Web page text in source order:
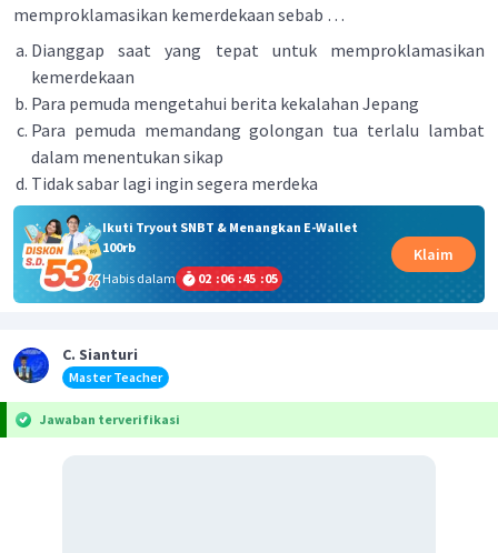
memproklamasikan kemerdekaan sebab …
Dianggap saat yang tepat untuk memproklamasikan
kemerdekaan
Para pemuda mengetahui berita kekalahan Jepang
Para pemuda memandang golongan tua terlalu lambat
dalam menentukan sikap
Tidak sabar lagi ingin segera merdeka
Ikuti Tryout SNBT & Menangkan E-Wallet
100rb
Habis dalam
02 :06 :45 :05
Klaim
C. Sianturi
Master Teacher
Jawaban terverifikasi